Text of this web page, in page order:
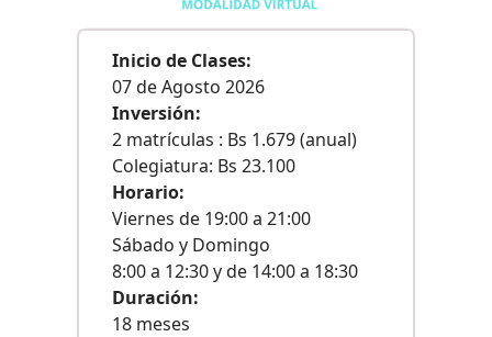
Inicio de Clases:
07 de Agosto 2026
Inversión:
2 matrículas : Bs 1.679 (anual)
Colegiatura: Bs 23.100
Horario:
Viernes de 19:00 a 21:00
Sábado y Domingo
8:00 a 12:30 y de 14:00 a 18:30
Duración:
18 meses